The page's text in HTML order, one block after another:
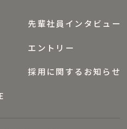
先輩社員インタビュー
エントリー
採用に関するお知らせ